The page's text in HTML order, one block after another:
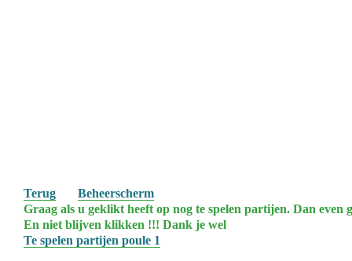
Terug
Beheerscherm
Graag als u geklikt heeft op nog te spelen partijen. Dan even
En niet blijven klikken !!! Dank je wel
Te spelen partijen poule 1